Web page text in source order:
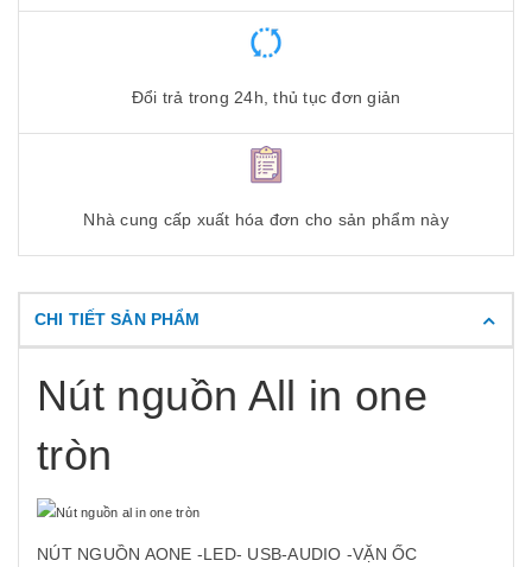
Đổi trả trong 24h, thủ tục đơn giản
Nhà cung cấp xuất hóa đơn cho sản phẩm này
CHI TIẾT SẢN PHẨM
Nút nguồn All in one
tròn
NÚT NGUỒN AONE -LED- USB-AUDIO -VẶN ỐC